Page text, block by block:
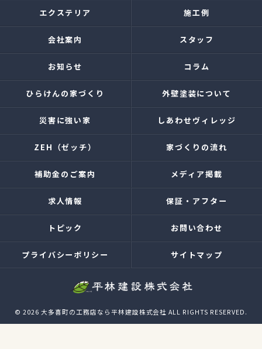
エクステリア 施工例
会社案内 スタッフ
お知らせ コラム
ひらけんの家づくり 外壁塗装について
災害に強い家 しあわせヴィレッジ
ZEH（ゼッチ） 家づくりの流れ
補助金のご案内 メディア掲載
求人情報 保証・アフター
トピック お問い合わせ
プライバシーポリシー サイトマップ
© 2026 大多喜町の工務店なら平林建設株式会社 ALL RIGHTS RESERVED.